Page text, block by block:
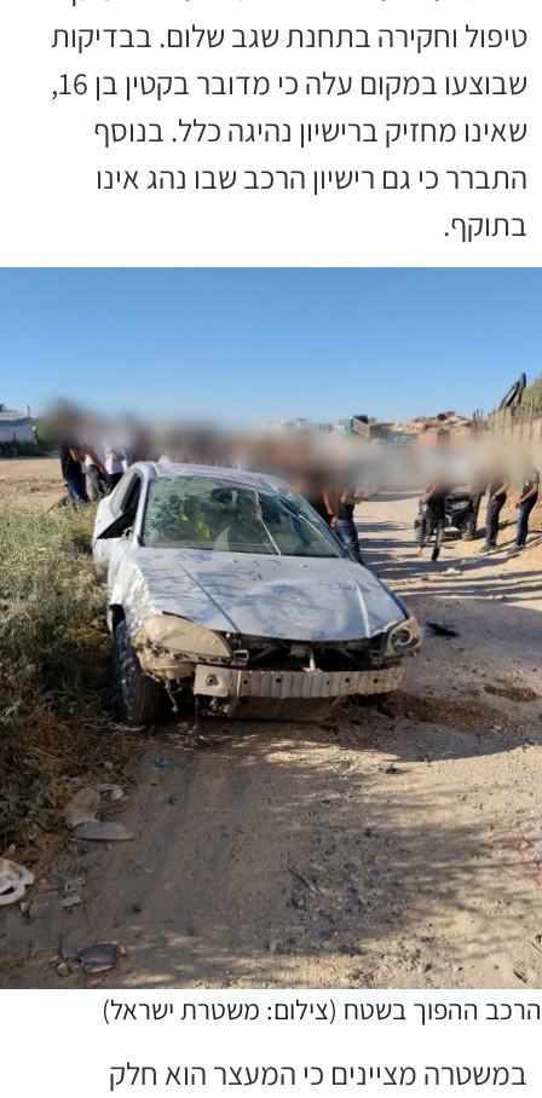
טיפול וחקירה בתחנת שגב שלום. בבדיקות
שבוצעו במקום עלה כי מדובר בקטין בן 16,
שאינו מחזיק ברישיון נהיגה כלל. בנוסף
התברר כי גם רישיון הרכב שבו נהג אינו
בתוקף.
הרכב ההפוך בשטח (צילום: משטרת ישראל)
במשטרה מציינים כי המעצר הוא חלק